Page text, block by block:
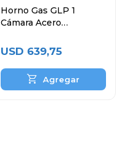
Horno Gas GLP 1
Cámara Acero
USD 639,75